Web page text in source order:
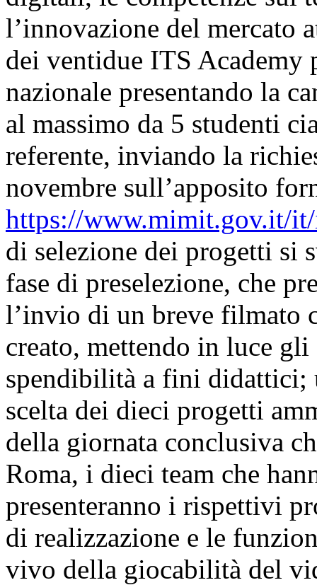
l’innovazione del mercato
dei ventidue ITS Academy
nazionale presentando la
al massimo da 5 studenti
referente, inviando la
novembre sull’apposito
https://www.mimit.gov.it/
di selezione dei progetti si
fase di preselezione, che
l’invio di un breve filmato
creato, mettendo in luce
spendibilità a fini didattici;
scelta dei dieci progetti
della giornata conclusiva
Roma, i dieci team che
presenteranno i rispettivi
di realizzazione e le
vivo della giocabilità del